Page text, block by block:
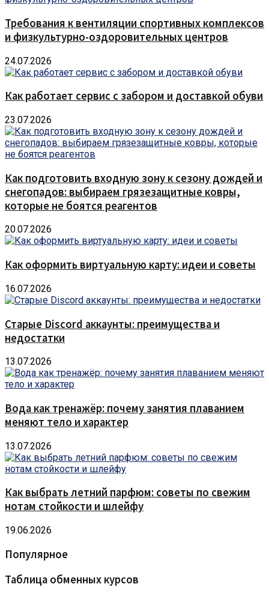
Требования к вентиляции спортивных комплексов
и физкультурно-оздоровительных центров
24.07.2026
Как работает сервис с забором и доставкой обуви
23.07.2026
Как подготовить входную зону к сезону дождей и
снегопадов: выбираем грязезащитные ковры,
которые не боятся реагентов
20.07.2026
Как оформить виртуальную карту: идеи и советы
16.07.2026
Старые Discord аккаунты: преимущества и
недостатки
13.07.2026
Вода как тренажёр: почему занятия плаванием
меняют тело и характер
13.07.2026
Как выбрать летний парфюм: советы по свежим
нотам стойкости и шлейфу
19.06.2026
Популярное
Таблица обменных курсов